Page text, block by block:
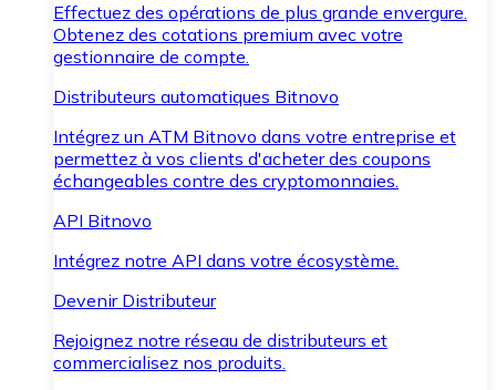
Effectuez des opérations de plus grande envergure.
Obtenez des cotations premium avec votre
gestionnaire de compte.
Distributeurs automatiques Bitnovo
Intégrez un ATM Bitnovo dans votre entreprise et
permettez à vos clients d'acheter des coupons
échangeables contre des cryptomonnaies.
API Bitnovo
Intégrez notre API dans votre écosystème.
Devenir Distributeur
Rejoignez notre réseau de distributeurs et
commercialisez nos produits.